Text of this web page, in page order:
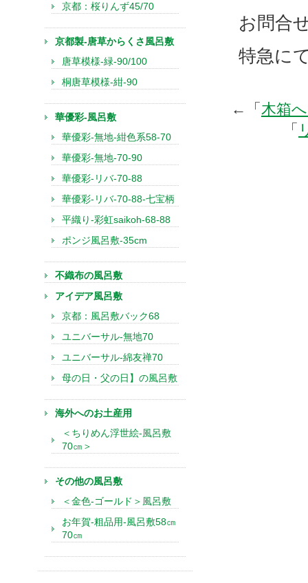
お問合
特急に
←「 木箱
「
京都：桜りんず45/70
京都製-唐草からくさ風呂敷
唐草模様-緑-90/100
桐唐草模様-紺-90
華優彩-風呂敷
華優彩-無地-紺色系58-70
華優彩-無地-70-90
華優彩-リバ-70-88
華優彩-リバ-70-88-七宝柄
平織り-彩虹saikoh-68-88
ポンジ風呂敷-35cm
不織布の風呂敷
アイデア風呂敷
京都：風呂敷バック68
ユニバーサル-無地70
ユニバーサル-綿友禅70
母の日・父の日】の風呂敷
海外へのお土産用
＜ちりめん浮世絵-風呂敷
70㎝＞
その他の風呂敷
＜金色-ゴールド＞風呂敷
お年賀-粗品用-風呂敷58㎝
70㎝